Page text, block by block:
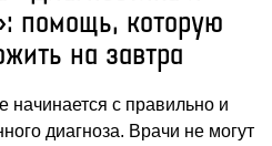
помощь, которую
на завтра
с правильно и
диагноза. Врачи не могут